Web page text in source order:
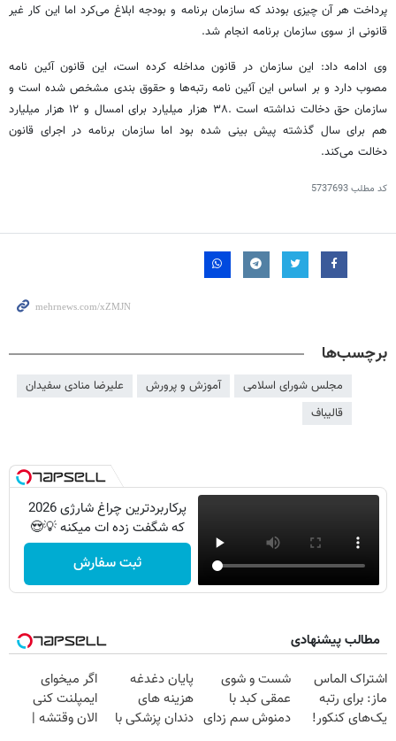
پرداخت هر آن چیزی بودند که سازمان برنامه و بودجه ابلاغ می‌کرد اما این کار غیر
قانونی از سوی سازمان برنامه انجام شد.
وی ادامه داد: این سازمان در قانون مداخله کرده است، این قانون آئین نامه
مصوب دارد و بر اساس این آئین نامه رتبه‌ها و حقوق بندی مشخص شده است و
سازمان حق دخالت نداشته است .۳۸ هزار میلیارد برای امسال و ۱۲ هزار میلیارد
هم برای سال گذشته پیش بینی شده بود اما سازمان برنامه در اجرای قانون
دخالت می‌کند.
کد مطلب5737693
برچسب‌ها
مجلس شورای اسلامی آموزش و پرورش
علیرضا منادی سفیدان
قالیباف
پرکاربردترین چراغ شارژی 2026
که شگفت زده ات میکنه 💡😍
ثبت سفارش
مطالب پیشنهادی
اشتراک الماس
ماز: برای رتبه
یک‌های کنکور!
شست و شوی
عمقی کبد با
دمنوش سم زدای
پایان دغدغه
هزینه های
دندان پزشکی با
اگر میخوای
ایمپلنت کنی
الان وقتشه |